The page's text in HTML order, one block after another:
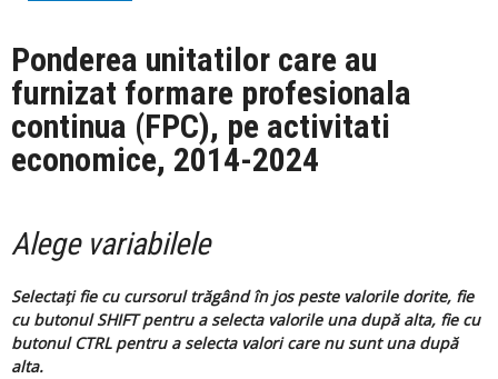
Ponderea unitatilor care au
furnizat formare profesionala
continua (FPC), pe activitati
economice, 2014-2024
Alege variabilele
Selectați fie cu cursorul trăgând în jos peste valorile dorite, fie
cu butonul SHIFT pentru a selecta valorile una după alta, fie cu
butonul CTRL pentru a selecta valori care nu sunt una după
alta.